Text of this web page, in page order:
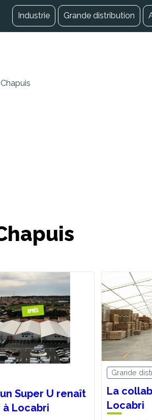
Industrie Grande distribution
Super U renaît
Locabri
Grande
La
Locabri